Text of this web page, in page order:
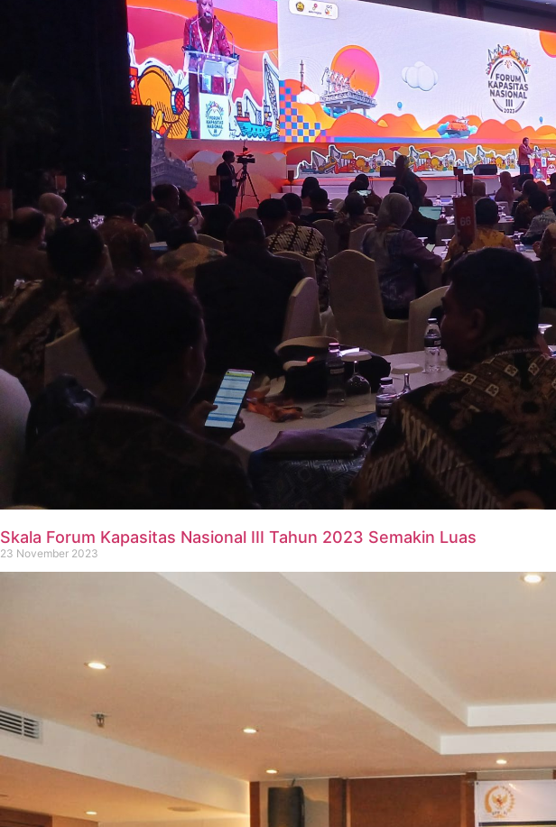
Skala Forum Kapasitas Nasional III Tahun 2023 Semakin Luas
23 November 2023